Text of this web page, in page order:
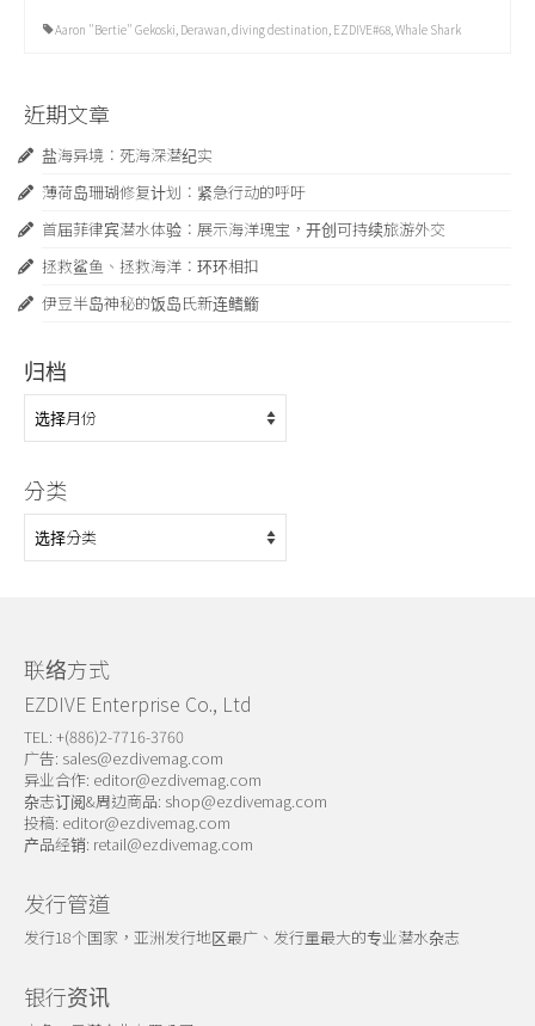
Aaron "Bertie" Gekoski Derawan diving destination EZDIVE#68 Whale Shark
近期文章
盐海异境：死海深潜纪实
薄荷岛珊瑚修复计划：紧急行动的呼吁
首届菲律宾潜水体验：展示海洋瑰宝，开创可持续旅游外交
拯救鲨鱼、拯救海洋：环环相扣
伊豆半岛神秘的饭岛氏新连鳍䲗
归档
归
档
分类
分
类
联络方式
EZDIVE Enterprise Co., Ltd
TEL: +(886)2-7716-3760
广告: sales@ezdivemag.com
异业合作: editor@ezdivemag.com
杂志订阅&周边商品: shop@ezdivemag.com
投稿: editor@ezdivemag.com
产品经销: retail@ezdivemag.com
发行管道
发行18个国家，亚洲发行地区最广、发行量最大的专业潜水杂志
银行资讯